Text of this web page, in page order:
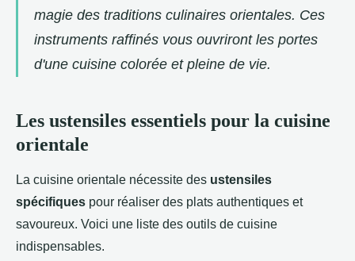
magie des traditions culinaires orientales. Ces
instruments raffinés vous ouvriront les portes
d'une cuisine colorée et pleine de vie.
Les ustensiles essentiels pour la cuisine
orientale
La cuisine orientale nécessite des ustensiles
spécifiques pour réaliser des plats authentiques et
savoureux. Voici une liste des outils de cuisine
indispensables.